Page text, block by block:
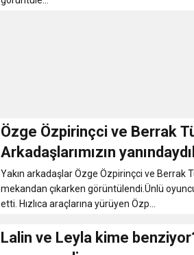
Özge Özpirinçci ve Berrak
Arkadaşlarımızın
Yakın arkadaşlar Özge Özpirinçci ve Berrak
mekandan çıkarken görüntülendi.Ünlü
etti. Hızlıca araçlarına yürüyen Özp...
Lalin ve Leyla kime